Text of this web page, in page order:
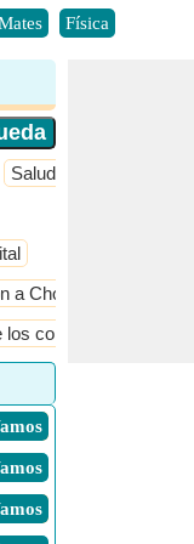
Física
Salud
a Chorro
cohetes